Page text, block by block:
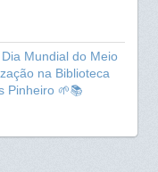
Mundial do Meio
na Biblioteca
Pinheiro 🌱📚